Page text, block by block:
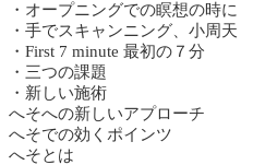
・オープニングでの瞑想の時に
・手でスキャンニング、小周天
・First 7 minute 最初の７分
・三つの課題
・新しい施術
へそへの新しいアプローチ
へそでの効くポインツ
へそとは